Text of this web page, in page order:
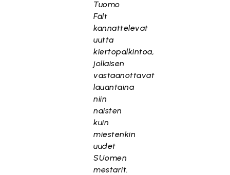
Tuomo
Fält
kannattelevat
uutta
kiertopalkintoa,
jollaisen
vastaanottavat
lauantaina
niin
naisten
kuin
miestenkin
uudet
SUomen
mestarit.